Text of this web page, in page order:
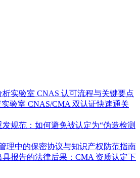
实验室 CNAS 认可流程与关键要点
验室 CNAS/CMA 双认证快速通关
规范：如何避免被认定为“伪造检测
理中的保密协议与知识产权防范指南
报告的法律后果：CMA 资质认定下